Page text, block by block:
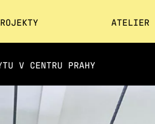
ATELIER
V CENTRU PRAHY